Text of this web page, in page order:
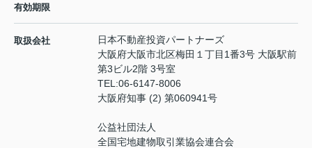
有効期限
取扱会社
日本不動産投資パートナーズ
大阪府大阪市北区梅田１丁目1番3号 大阪駅前
第3ビル2階 3号室
TEL:06-6147-8006
大阪府知事 (2) 第060941号
公益社団法人
全国宅地建物取引業協会連合会